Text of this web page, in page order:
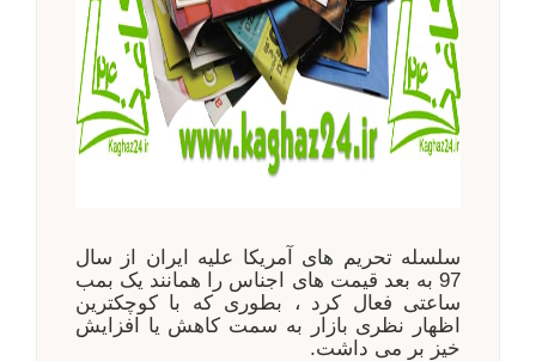
سلسله تحریم های آمریکا علیه ایران از سال
97 به بعد قیمت های اجناس را همانند یک بمب
ساعتی فعال کرد ، بطوری که با کوچکترین
اظهار نظری بازار به سمت کاهش یا افزایش
خیز بر می داشت.